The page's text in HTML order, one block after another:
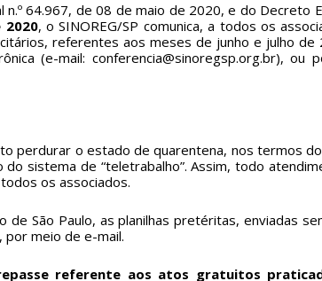
64.967, de 08 de maio de 2020, e do Decreto
2020, o SINOREG/SP comunica, a todos os
referentes aos meses de junho e julho de
(e-mail: conferencia@sinoregsp.org.br), ou
perdurar o estado de quarentena, nos termos
do sistema de “teletrabalho”. Assim, todo
os associados.
de São Paulo, as planilhas pretéritas, enviadas
por meio de e-mail.
referente aos atos gratuitos